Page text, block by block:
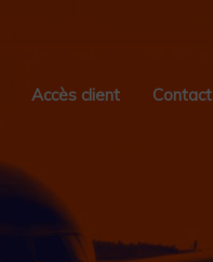
Accès client Contact